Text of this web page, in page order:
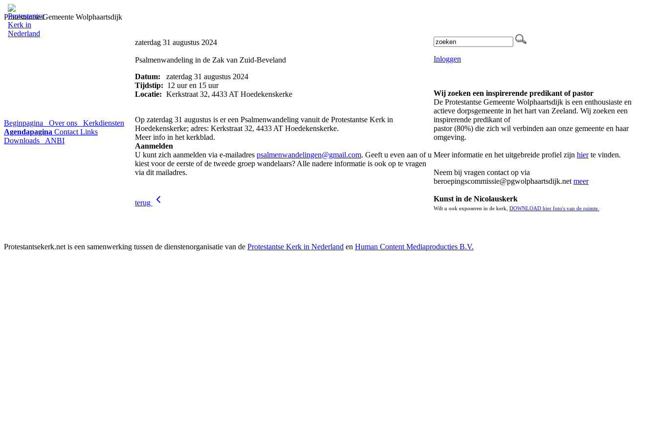
Protestantse Gemeente Wolphaartsdijk
Beginpagina Over ons
Kerkdiensten
Agendapagina Contact Links
Downloads
ANBI
zaterdag 31 augustus 2024
Psalmenwandeling in de Zak van Zuid-Beveland
Datum:
zaterdag 31 augustus 2024
Tijdstip: 12 uur en 15 uur
Locatie: Kerkstraat 32, 4433 AT Hoedekenskerke
Op zaterdag 31 augustus is er een Psalmenwandeling vanuit de Protestantse Kerk in
Hoedekenskerke; adres: Kerkstraat 32, 4433 AT Hoedekenskerke.
Meer info in het kerkblad.
Aanmelden
U kunt zich aanmelden via e-mailadres psalmenwandelingen@gmail.com. Geeft u even aan of u
kiest voor de eerste of de tweede groep wandelaars? Alle nadere informatie is ook op te vragen
via dit mailadres.
terug
Inloggen
Wij zoeken een inspirerende predikant of pastor
De Protestantse Gemeente Wolphaartsdijk is een enthousiaste en
actieve dorpsgemeente in het hart van Zeeland. Wij zoeken een
inspirerende predikant of
pastor (80%) die zich wil verbinden aan onze gemeente en haar
omgeving.
Meer informatie en het uitgebreide profiel zijn hierte vinden.
Neem bij vragen contact op via
beroepingscommissie@pgwolphaartsdijk.net meer
Kunst in de Nicolauskerk
Wilt u ook exposeren in de kerk, DOWNLOAD hier foto's van de ruimte.
Protestantsekerk.net is een samenwerking tussen de dienstenorganisatie van de Protestantse Kerk in Nederland en Human Content Mediaproducties B.V.